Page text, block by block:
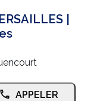
|
APPELER